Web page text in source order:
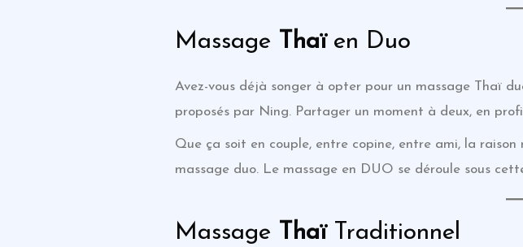
Massage Thaïen Duo
Avez-vous déjà songer à opter pour un massage Thaï
proposés par Ning. Partager un moment à deux, en
Que ça soit en couple, entre copine, entre ami, la
massage duo. Le massage en DUO se déroule sous
Massage ThaïTraditionnel